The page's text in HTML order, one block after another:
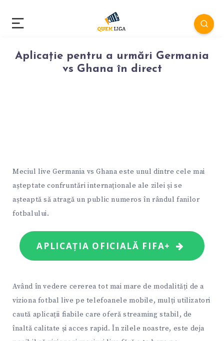
Aplicație pentru a urmări Germania
vs Ghana în direct
Meciul live Germania vs Ghana este unul dintre cele mai
așteptate confruntări internaționale ale zilei și se
așteaptă să atragă un public numeros în rândul fanilor
fotbalului.
APLICAȚIA OFICIALĂ FIFA+
Având în vedere cererea tot mai mare de modalități de a
viziona fotbal live pe telefoanele mobile, mulți utilizatori
caută aplicații fiabile care oferă streaming stabil, de
înaltă calitate și acces rapid. În zilele noastre, este deja